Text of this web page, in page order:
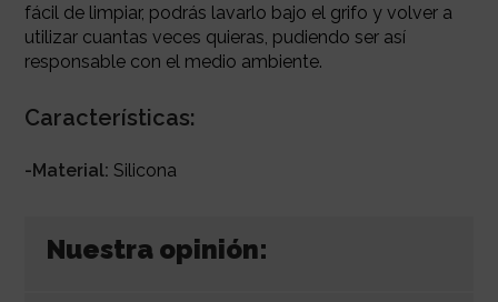
fácil de limpiar, podrás lavarlo bajo el grifo y volver a
utilizar cuantas veces quieras, pudiendo ser así
responsable con el medio ambiente.
Características:
-Material: Silicona
Nuestra opinión: